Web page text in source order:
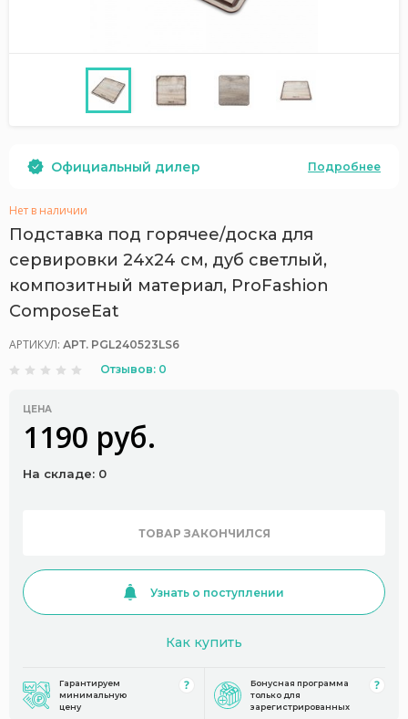
Официальный дилер Подробнее
Нет в наличии
Подставка под горячее/доска для
сервировки 24х24 см, дуб светлый,
композитный материал, ProFashion
ComposeEat
АРТИКУЛ: АРТ. PGL240523LS6
Отзывов: 0
ЦЕНА
1190 руб.
На складе: 0
ТОВАР ЗАКОНЧИЛСЯ
Узнать о поступлении
Как купить
Гарантируем
минимальную
цену
Бонусная программа
только для
зарегистрированных